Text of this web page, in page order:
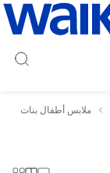
ملابس أطفال بنات